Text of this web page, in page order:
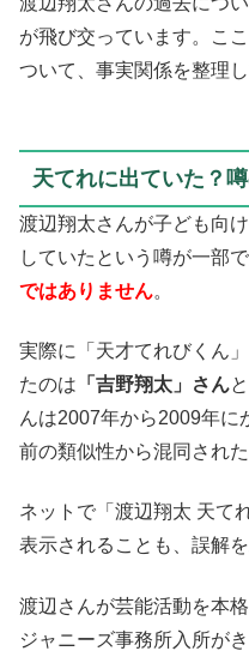
が飛び交っています。こ
ついて、事実関係を整理し
天てれに出ていた？
渡辺翔太さんが子ども向
していたという噂が一部
ではありません。
実際に「天才てれびくん
たのは 「吉野翔太」さん
んは2007年から2009年に
前の類似性から混同され
ネットで「渡辺翔太 天て
表示されることも、誤解
渡辺さんが芸能活動を本
ジャニーズ事務所入所が